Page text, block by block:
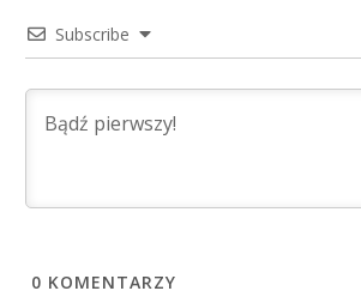
Subscribe
0 KOMENTARZY